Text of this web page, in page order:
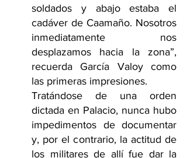
soldados y abajo estaba el
cadáver de Caamaño. Nosotros
inmediatamente nos
desplazamos hacia la zona”,
recuerda García Valoy como
las primeras impresiones.
Tratándose de una orden
dictada en Palacio, nunca hubo
impedimentos de documentar
y, por el contrario, la actitud de
los militares de allí fue dar la